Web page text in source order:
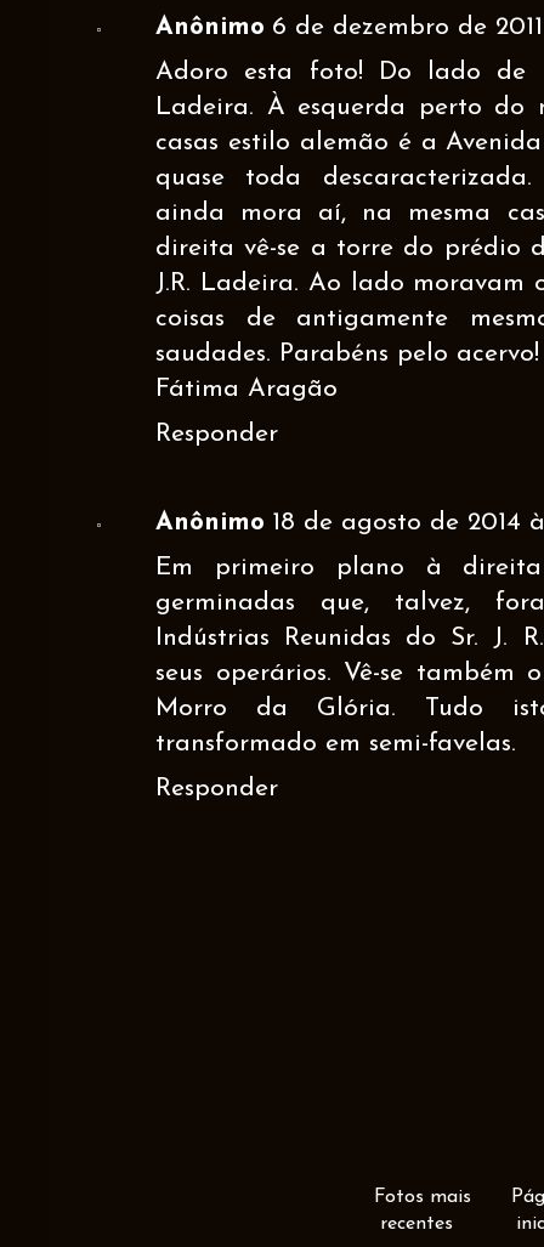
Anônimo 6 de dezembro de
Adoro esta foto! Do lado
Ladeira. À esquerda perto do
casas estilo alemão é a
quase toda
ainda mora aí, na mesma
direita vê-se a torre do prédio
J.R. Ladeira. Ao lado moravam
coisas de antigamente
saudades. Parabéns pelo acervo!
Fátima Aragão
Responder
Anônimo 18 de agosto de 2014
Em primeiro plano à
germinadas que, talvez,
Indústrias Reunidas do Sr. J.
seus operários. Vê-se
Morro da Glória. Tudo
transformado em semi-favelas.
Responder
Fotos mais
recentes